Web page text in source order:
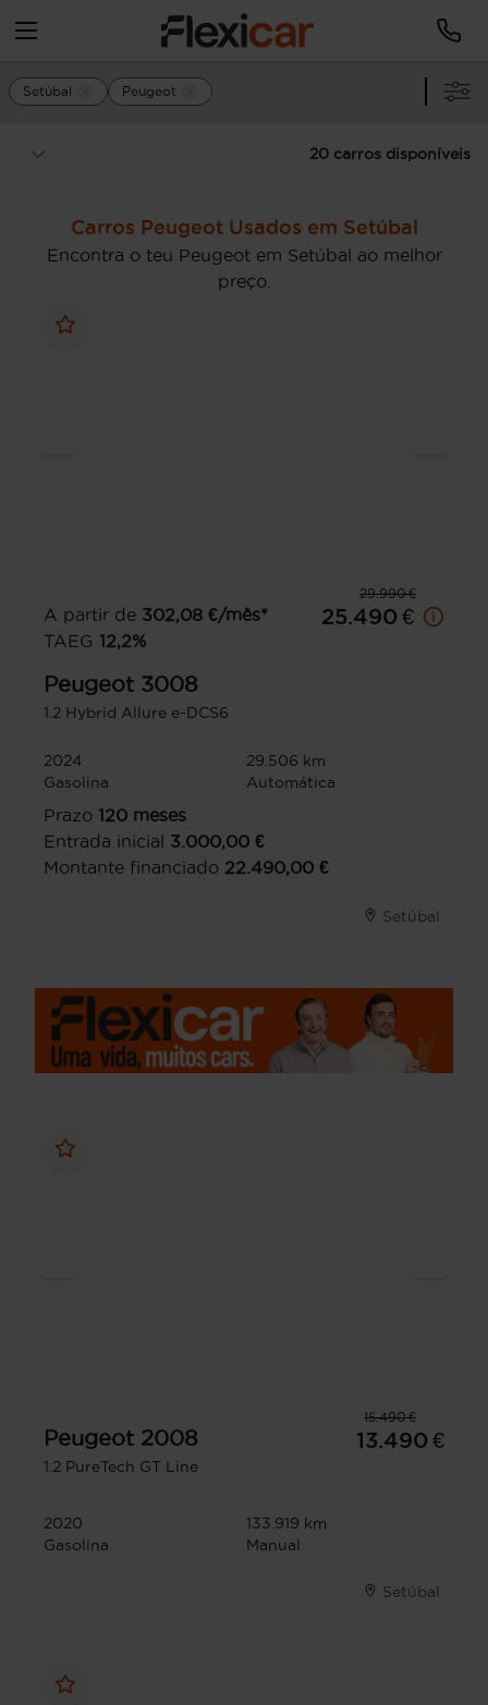
Setúbal Peugeot
20 carros disponíveis
Carros Peugeot Usados em Setúbal
Encontra o teu Peugeot em Setúbal ao melhor
preço.
29.990 €
A partir de 302,08 €/mês*
TAEG 12,2%
25.490 €
Peugeot 3008
1.2 Hybrid Allure e-DCS6
2024
29.506 km
Gasolina
Automática
Prazo 120 meses
Entrada inicial 3.000,00 €
Montante financiado 22.490,00 €
Setúbal
15.490 €
Peugeot 2008
1.2 PureTech GT Line
13.490 €
2020
133.919 km
Gasolina
Manual
Setúbal